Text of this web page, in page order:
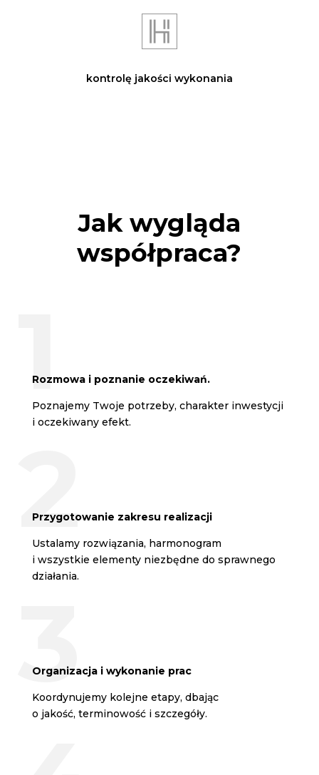
kontrolę jakości wykonania
Jak wygląda
współpraca?
Rozmowa i poznanie oczekiwań.
Poznajemy Twoje potrzeby, charakter inwestycji
i oczekiwany efekt.
Przygotowanie zakresu realizacji
Ustalamy rozwiązania, harmonogram
i wszystkie elementy niezbędne do sprawnego
działania.
Organizacja i wykonanie prac
Koordynujemy kolejne etapy, dbając
o jakość, terminowość i szczegóły.